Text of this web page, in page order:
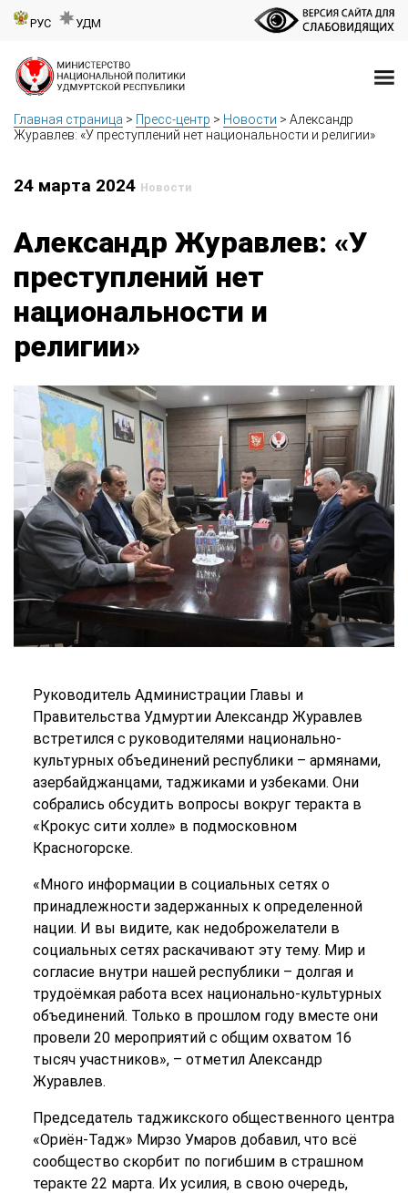
РУС УДМ
Главная страница > Пресс-центр > Новости > Александр
Журавлев: «У преступлений нет национальности и религии»
24 марта 2024 Новости
Александр Журавлев: «У
преступлений нет
национальности и
религии»
Руководитель Администрации Главы и
Правительства Удмуртии Александр Журавлев
встретился с руководителями национально-
культурных объединений республики – армянами,
азербайджанцами, таджиками и узбеками. Они
собрались обсудить вопросы вокруг теракта в
«Крокус сити холле» в подмосковном
Красногорске.
«Много информации в социальных сетях о
принадлежности задержанных к определенной
нации. И вы видите, как недоброжелатели в
социальных сетях раскачивают эту тему. Мир и
согласие внутри нашей республики – долгая и
трудоёмкая работа всех национально-культурных
объединений. Только в прошлом году вместе они
провели 20 мероприятий с общим охватом 16
тысяч участников», – отметил Александр
Журавлев.
Председатель таджикского общественного центра
«Ориён-Тадж» Мирзо Умаров добавил, что всё
сообщество скорбит по погибшим в страшном
теракте 22 марта. Их усилия, в свою очередь,